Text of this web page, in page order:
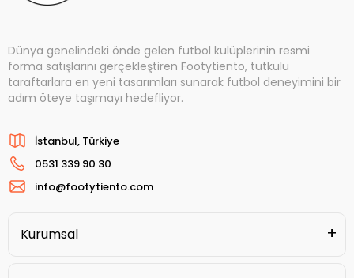
Dünya genelindeki önde gelen futbol kulüplerinin resmi
forma satışlarını gerçekleştiren Footytiento, tutkulu
taraftarlara en yeni tasarımları sunarak futbol deneyimini bir
adım öteye taşımayı hedefliyor.
İstanbul, Türkiye
0531 339 90 30
info@footytiento.com
Kurumsal